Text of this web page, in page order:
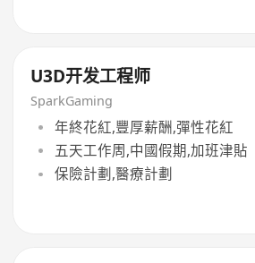
U3D开发工程师
SparkGaming
年終花紅,豐厚薪酬,彈性花紅
五天工作周,中國假期,加班津貼
保險計劃,醫療計劃